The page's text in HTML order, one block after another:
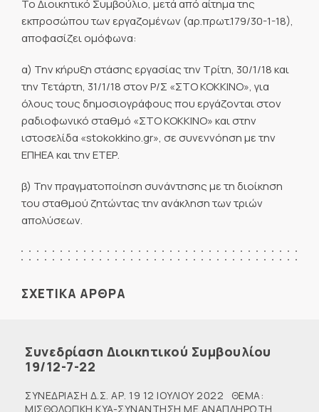
Το Διοικητικό Συμβούλιο, μετά από αίτημα της
εκπροσώπου των εργαζομένων (αρ.πρωτ.179/30-1-18),
αποφασίζει ομόφωνα:
α) Την κήρυξη στάσης εργασίας την Τρίτη, 30/1/18 και
την Τετάρτη, 31/1/18 στον Ρ/Σ «ΣΤΟ ΚΟΚΚΙΝΟ», για
όλους τους δημοσιογράφους που εργάζονται στον
ραδιοφωνικό σταθμό «ΣΤΟ ΚΟΚΚΙΝΟ» και στην
ιστοσελίδα «stokokkino.gr», σε συνεννόηση με την
ΕΠΗΕΑ και την ΕΤΕΡ.
β) Την πραγματοποίηση συνάντησης με τη διοίκηση
του σταθμού ζητώντας την ανάκληση των τριών
απολύσεων.
ΣΧΕΤΙΚΑ ΑΡΘΡΑ
Συνεδρίαση Διοικητικού Συμβουλίου
19/12-7-22
ΣΥΝΕΔΡΙΑΣΗ Δ.Σ. ΑΡ. 19 12 ΙΟΥΛΙΟΥ 2022 ΘΕΜΑ:
ΜΙΣΘΟΛΟΓΙΚΗ KYA-ΣΥΝΑΝΤΗΣΗ ΜΕ ΑΝΑΠΛΗΡΩΤΗ